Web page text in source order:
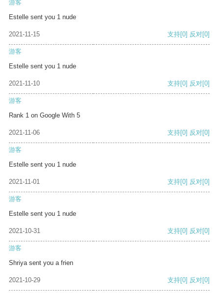
游客
Estelle sent you 1 nude
2021-11-15 支持[0] 反对[0]
游客
Estelle sent you 1 nude
2021-11-10 支持[0] 反对[0]
游客
Rank 1 on Google With 5
2021-11-06 支持[0] 反对[0]
游客
Estelle sent you 1 nude
2021-11-01 支持[0] 反对[0]
游客
Estelle sent you 1 nude
2021-10-31 支持[0] 反对[0]
游客
Shriya sent you a frien
2021-10-29 支持[0] 反对[0]